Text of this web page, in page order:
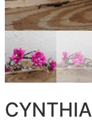
Contacto
F.A.Q
CYNTHIA